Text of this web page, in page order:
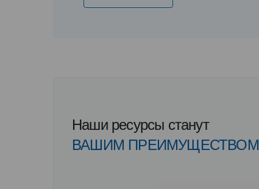
Наши ресурсы станут
ВАШИМ ПРЕИМУЩЕСТВОМ